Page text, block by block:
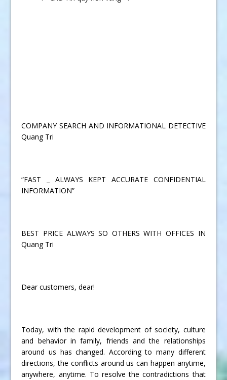
COMPANY SEARCH AND INFORMATIONAL DETECTIVE
Quang Tri
“FAST _ ALWAYS KEPT ACCURATE CONFIDENTIAL
INFORMATION”
BEST PRICE ALWAYS SO OTHERS WITH OFFICES IN
Quang Tri
Dear customers, dear!
Today, with the rapid development of society, culture
and behavior in family, friends and the relationships
around us has changed. According to many different
directions, the conflicts around us can happen anytime,
anywhere, anytime. To resolve the contradictions that